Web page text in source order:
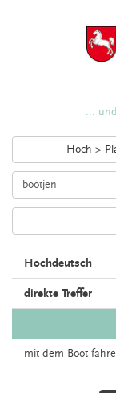
...
Hoch >
Hochdeutsch
direkte Treffer
mit dem Boot